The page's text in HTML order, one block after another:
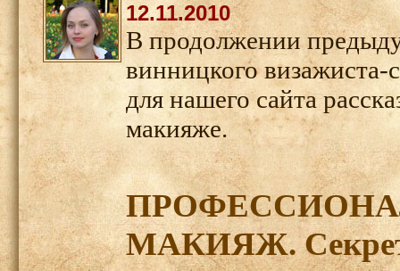
12.11.2010
В продолжении
винницкого визажиста-
для нашего сайта
макияже.
МАКИЯЖ.